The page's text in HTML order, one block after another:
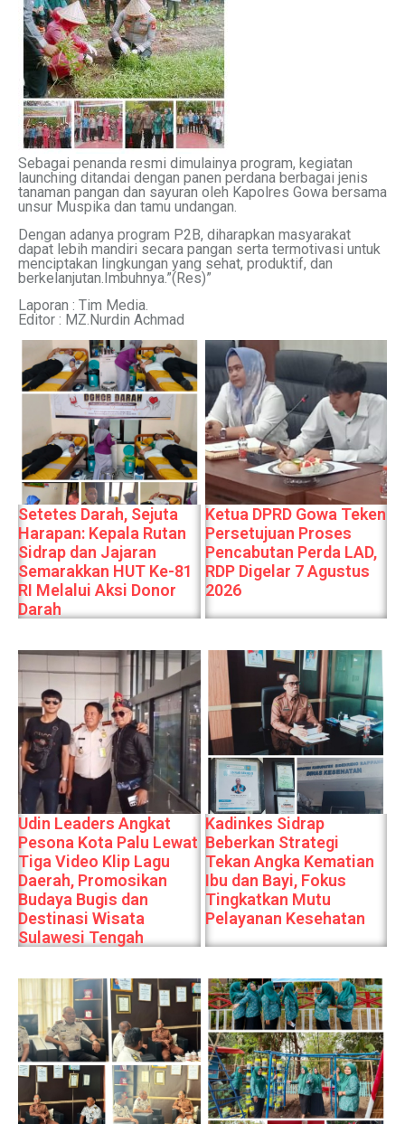
Sebagai penanda resmi dimulainya program, kegiatan
launching ditandai dengan panen perdana berbagai jenis
tanaman pangan dan sayuran oleh Kapolres Gowa bersama
unsur Muspika dan tamu undangan.
Dengan adanya program P2B, diharapkan masyarakat
dapat lebih mandiri secara pangan serta termotivasi untuk
menciptakan lingkungan yang sehat, produktif, dan
berkelanjutan.Imbuhnya.”(Res)”
Laporan : Tim Media.
Editor : MZ.Nurdin Achmad
Setetes Darah, Sejuta
Harapan: Kepala Rutan
Sidrap dan Jajaran
Semarakkan HUT Ke-81
RI Melalui Aksi Donor
Darah
Ketua DPRD Gowa Teken
Persetujuan Proses
Pencabutan Perda LAD,
RDP Digelar 7 Agustus
2026
Udin Leaders Angkat
Pesona Kota Palu Lewat
Tiga Video Klip Lagu
Daerah, Promosikan
Budaya Bugis dan
Destinasi Wisata
Sulawesi Tengah
Kadinkes Sidrap
Beberkan Strategi
Tekan Angka Kematian
Ibu dan Bayi, Fokus
Tingkatkan Mutu
Pelayanan Kesehatan